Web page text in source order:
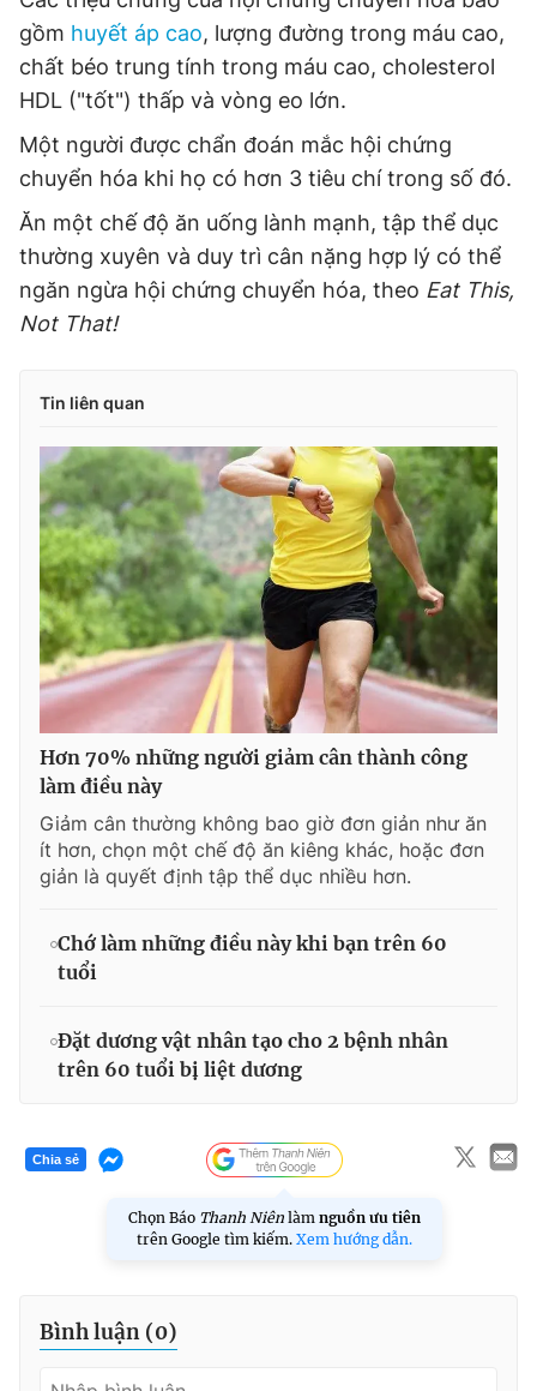
gồm huyết áp cao, lượng đường trong máu cao,
chất béo trung tính trong máu cao, cholesterol
HDL ("tốt") thấp và vòng eo lớn.
Một người được chẩn đoán mắc hội chứng
chuyển hóa khi họ có hơn 3 tiêu chí trong số đó.
Ăn một chế độ ăn uống lành mạnh, tập thể dục
thường xuyên và duy trì cân nặng hợp lý có thể
ngăn ngừa hội chứng chuyển hóa, theo Eat This,
Not That!
Tin liên quan
Hơn 70% những người giảm cân thành công
làm điều này
Giảm cân thường không bao giờ đơn giản như ăn
ít hơn, chọn một chế độ ăn kiêng khác, hoặc đơn
giản là quyết định tập thể dục nhiều hơn.
Chớ làm những điều này khi bạn trên 60
tuổi
Đặt dương vật nhân tạo cho 2 bệnh nhân
trên 60 tuổi bị liệt dương
Chia sẻ
Chọn Báo Thanh Niên làm nguồn ưu tiên
trên Google tìm kiếm. Xem hướng dẫn.
Bình luận (0)